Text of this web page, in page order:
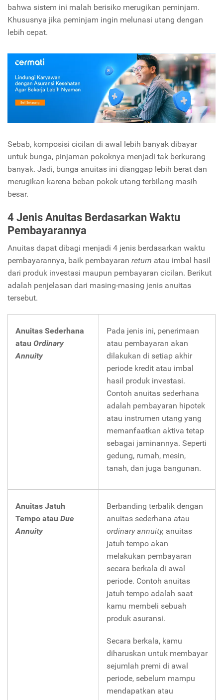
bahwa sistem ini malah berisiko merugikan peminjam.
Khususnya jika peminjam ingin melunasi utang dengan
lebih cepat.
Sebab, komposisi cicilan di awal lebih banyak dibayar
untuk bunga, pinjaman pokoknya menjadi tak berkurang
banyak. Jadi, bunga anuitas ini dianggap lebih berat dan
merugikan karena beban pokok utang terbilang masih
besar.
4 Jenis Anuitas Berdasarkan Waktu
Pembayarannya
Anuitas dapat dibagi menjadi 4 jenis berdasarkan waktu
pembayarannya, baik pembayaran return atau imbal hasil
dari produk investasi maupun pembayaran cicilan. Berikut
adalah penjelasan dari masing-masing jenis anuitas
tersebut.
Anuitas Sederhana
atau Ordinary
Annuity
Pada jenis ini, penerimaan
atau pembayaran akan
dilakukan di setiap akhir
periode kredit atau imbal
hasil produk investasi.
Contoh anuitas sederhana
adalah pembayaran hipotek
atau instrumen utang yang
memanfaatkan aktiva tetap
sebagai jaminannya. Seperti
gedung, rumah, mesin,
tanah, dan juga bangunan.
Anuitas Jatuh
Tempo atau Due
Annuity
Berbanding terbalik dengan
anuitas sederhana atau
ordinary annuity, anuitas
jatuh tempo akan
melakukan pembayaran
secara berkala di awal
periode. Contoh anuitas
jatuh tempo adalah saat
kamu membeli sebuah
produk asuransi.
Secara berkala, kamu
diharuskan untuk membayar
sejumlah premi di awal
periode, sebelum mampu
mendapatkan atau